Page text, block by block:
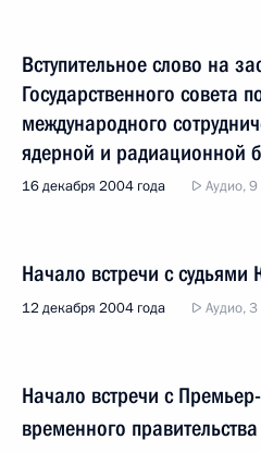
Вступительное слово на
Государственного совета
международного
ядерной и радиационной
16 декабря 2004 года Аудио,
Начало встречи с судьями
12 декабря 2004 года Аудио,
Начало встречи с
временного